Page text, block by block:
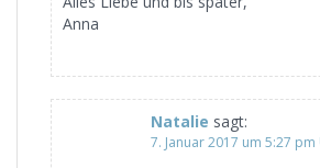
Anna
Natalie sagt:
7. Januar 2017 um 5:27 pm